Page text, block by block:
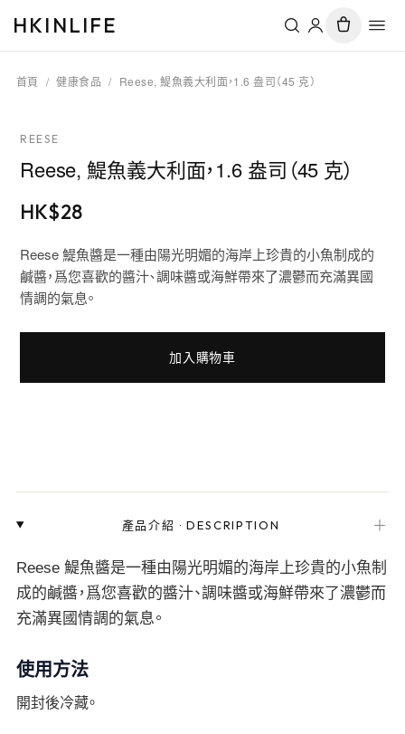
HKINLIFE
首頁 / 健康食品 / Reese, 鯷魚義大利面，1.6 盎司（45 克）
REESE
Reese, 鯷魚義大利面，1.6 盎司（45 克）
HK$28
Reese 鯷魚醬是一種由陽光明媚的海岸上珍貴的小魚制成的
鹹醬，爲您喜歡的醬汁、調味醬或海鮮帶來了濃鬱而充滿異國
情調的氣息。
加入購物車
產品介紹 ·DESCRIPTION ＋
Reese 鯷魚醬是一種由陽光明媚的海岸上珍貴的小魚制
成的鹹醬，爲您喜歡的醬汁、調味醬或海鮮帶來了濃鬱而
充滿異國情調的氣息。
使用方法
開封後冷藏。